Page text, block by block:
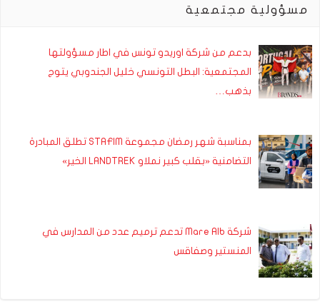
مسؤولية مجتمعية
بدعم من شركة اوريدو تونس في اطار مسؤولتها
المجتمعية: البطل التونسي خليل الجندوبي يتوج
بذهب…
بمناسبة شهر رمضان مجموعة STAFIM تطلق المبادرة
التضامنية «بقلب كبير نملاو LANDTREK الخير»
شركة Mare Alb تدعم ترميم عدد من المدارس في
المنستير وصفاقس